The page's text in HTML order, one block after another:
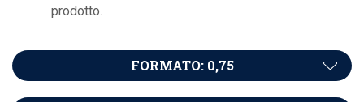
prodotto.
FORMATO: 0,75